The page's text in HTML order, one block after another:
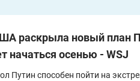
раскрыла новый план
начаться осенью - WSJ
Путин способен пойти на